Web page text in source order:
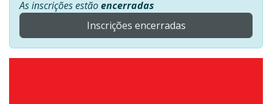
As inscrições estãoencerradas
Inscrições encerradas